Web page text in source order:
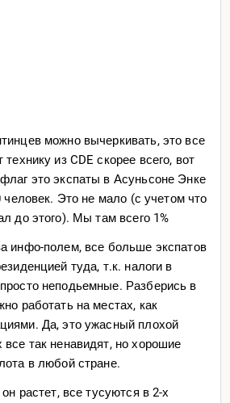
ты же сам понимаешь, все
так
в Таиланд, у ребят по
которой они не пользовались,
по фану поснимать кикбоксинг
позвали поснимать пару свадеб и
и чуть ли не каждый день по
(в те то времена).
подумал что буду свадьбы
волшебным местом, но
passportbros Парагвай считают
потому что там девчонки
по 5-6 свиданий в день, кто
Парагваечку и жить до конца
можно вычеркивать, это все
технику из CDE скорее всего, вот
это экспаты в Асуньсоне Энке
человек. Это не мало (с учетом что
до этого). Мы там всего 1%
инфо-полем, все больше экспатов
туда, т.к. налоги в
неподьемные. Разберись в
работать на местах, как
Да, это ужасный плохой
все так ненавидят, но хорошие
в любой стране.
растет, все тусуются в 2-х